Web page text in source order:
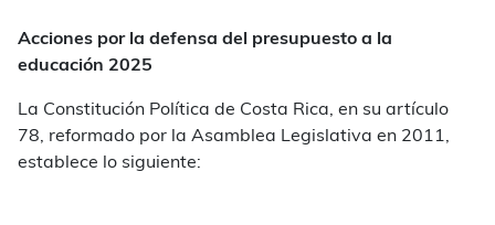
Acciones por la defensa del presupuesto a la
educación 2025
La Constitución Política de Costa Rica, en su artículo
78, reformado por la Asamblea Legislativa en 2011,
establece lo siguiente: